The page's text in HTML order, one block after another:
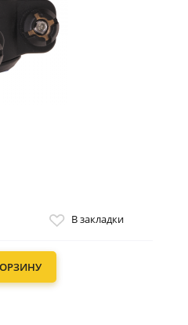
В закладки